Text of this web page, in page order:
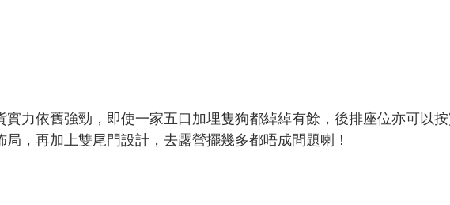
實力依舊強勁，即使一家五口加埋隻狗都綽綽有餘，後排座位亦可以
局，再加上雙尾門設計，去露營擺幾多都唔成問題喇！